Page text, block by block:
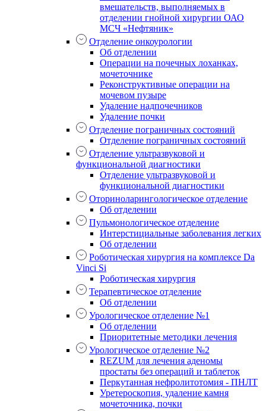
вмешательств, выполняемых в
отделении гнойной хирургии ОАО
МСЧ «Нефтяник»
Отделение онкоурологии
Об отделении
Операции на почечных лоханках,
мочеточнике
Реконструктивные операции на
мочевом пузыре
Удаление надпочечников
Удаление почки
Отделение пограничных состояний
Отделение пограничных состояний
Отделение ультразвуковой и
функциональной диагностики
Отделение ультразвуковой и
функциональной диагностики
Оториноларингологическое отделение
Об отделении
Пульмонологическое отделение
Интерстициальные заболевания легких
Об отделении
Роботическая хирургия на комплексе Da
Vinci Si
Роботическая хирургия
Терапевтическое отделение
Об отделении
Урологическое отделение №1
Об отделении
Приоритетные методики лечения
Урологическое отделение №2
REZUM для лечения аденомы
простаты без операций и таблеток
Перкутанная нефролитотомия - ПНЛТ
Уретероскопия, удаление камня
мочеточника, почки